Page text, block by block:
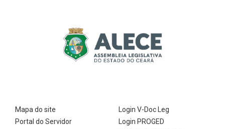
Mapa do site
Portal do Servidor
Login V-Doc Leg
Login PROGED